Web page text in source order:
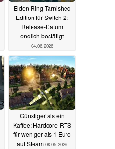
Elden Ring Tarnished
Edition für Switch 2:
Release-Datum
endlich bestätigt
04.06.2026
Günstiger als ein
Kaffee: Hardcore-RTS
für weniger als 1 Euro
auf Steam 08.05.2026